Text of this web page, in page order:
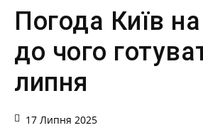
Погода Київ
до чого
липня
17 Липня 2025